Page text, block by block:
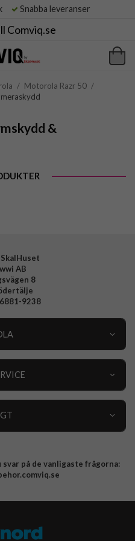
Snabba leveranser
Comviq.se
/ Motorola Razr 50 /
&
AB
8
9238
på de vanligaste frågorna: